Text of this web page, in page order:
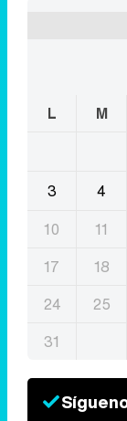
L
M
3
4
10
11
17
18
24
25
31